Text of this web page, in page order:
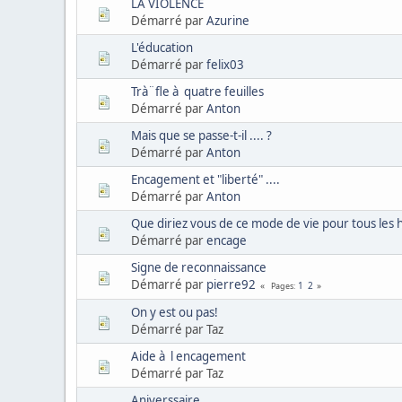
LA VIOLENCE
Démarré parAzurine
L'éducation
Démarré parfelix03
Trà¨fle à quatre feuilles
Démarré parAnton
Mais que se passe-t-il .... ?
Démarré parAnton
Encagement et "liberté" ....
Démarré parAnton
Que diriez vous de ce mode de vie pour tous les
Démarré parencage
Signe de reconnaissance
Démarré par pierre92 Pages 1 2
On y est ou pas!
Démarré par Taz
Aide à l encagement
Démarré par Taz